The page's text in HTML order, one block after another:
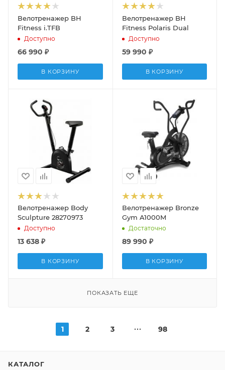
Велотренажер BH
Fitness i.TFB
Доступно
66 990 ₽
В КОРЗИНУ
Велотренажер BH
Fitness Polaris Dual
Доступно
59 990 ₽
В КОРЗИНУ
Велотренажер Body
Sculpture 28270973
Доступно
13 638 ₽
В КОРЗИНУ
Велотренажер Bronze
Gym A1000M
Достаточно
89 990 ₽
В КОРЗИНУ
ПОКАЗАТЬ ЕЩЕ
1 2 3 98
КАТАЛОГ